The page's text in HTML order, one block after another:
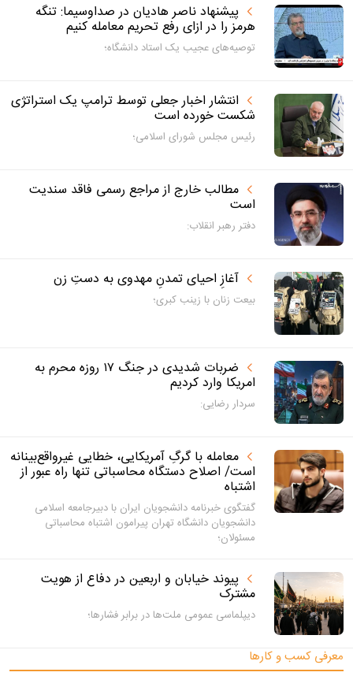
پیشنهاد ناصر هادیان در صداوسیما: تنگه
هرمز را در ازای رفع تحریم معامله کنیم
توصیه‌های عجیب یک استاد دانشگاه؛
انتشار اخبار جعلی توسط ترامپ یک استراتژی
شکست خورده است
رئیس مجلس شورای اسلامی؛
مطالب خارج از مراجع رسمی فاقد سندیت
است
دفتر رهبر انقلاب:
آغازِ احیای تمدنِ مهدوی به دستِ زن
بیعت زنان با زینب کبری؛
ضربات شدیدی در جنگ ۱۷ روزه محرم به
امریکا وارد کردیم
سردار رضایی:
معامله با گرگِ آمریکایی، خطایی غیرواقع‌بینانه
است/ اصلاح دستگاه محاسباتی تنها راه عبور از
اشتباه
گفتگوی خبرنامه دانشجویان ایران با دبیرجامعه اسلامی
دانشجویان دانشگاه تهران پیرامون اشتباه محاسباتی
مسئولان؛
پیوند خیابان و اربعین در دفاع از هویت
مشترک
دیپلماسی عمومی ملت‌ها در برابر فشارها؛
معرفی کسب و کارها